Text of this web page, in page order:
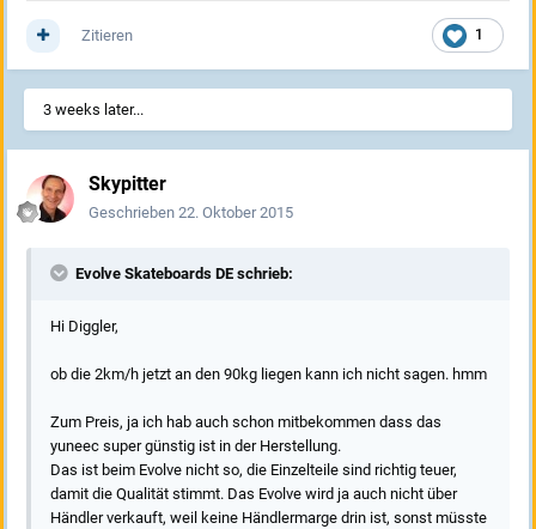
1
Zitieren
3 weeks later...
Skypitter
Geschrieben 22. Oktober 2015
Evolve Skateboards DE schrieb:
Hi Diggler,
ob die 2km/h jetzt an den 90kg liegen kann ich nicht sagen. hmm
Zum Preis, ja ich hab auch schon mitbekommen dass das
yuneec super günstig ist in der Herstellung.
Das ist beim Evolve nicht so, die Einzelteile sind richtig teuer,
damit die Qualität stimmt. Das Evolve wird ja auch nicht über
Händler verkauft, weil keine Händlermarge drin ist, sonst müsste